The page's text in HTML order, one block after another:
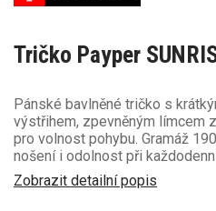
Tričko Payper
Pánské bavlněné tričko s
výstřihem, zpevněným límcem
pro volnost pohybu. Gramáž
nošení i odolnost při
Zobrazit detailní popis